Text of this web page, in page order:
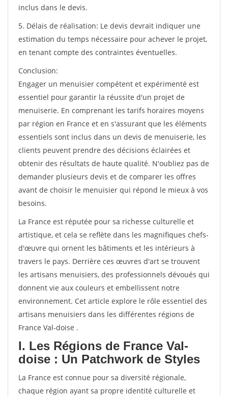
inclus dans le devis.
5. Délais de réalisation: Le devis devrait indiquer une
estimation du temps nécessaire pour achever le projet,
en tenant compte des contraintes éventuelles.
Conclusion:
Engager un menuisier compétent et expérimenté est
essentiel pour garantir la réussite d'un projet de
menuiserie. En comprenant les tarifs horaires moyens
par région en France et en s'assurant que les éléments
essentiels sont inclus dans un devis de menuiserie, les
clients peuvent prendre des décisions éclairées et
obtenir des résultats de haute qualité. N'oubliez pas de
demander plusieurs devis et de comparer les offres
avant de choisir le menuisier qui répond le mieux à vos
besoins.
La France est réputée pour sa richesse culturelle et
artistique, et cela se reflète dans les magnifiques chefs-
d'œuvre qui ornent les bâtiments et les intérieurs à
travers le pays. Derrière ces œuvres d'art se trouvent
les artisans menuisiers, des professionnels dévoués qui
donnent vie aux couleurs et embellissent notre
environnement. Cet article explore le rôle essentiel des
artisans menuisiers dans les différentes régions de
France Val-doise .
I. Les Régions de France Val-
doise : Un Patchwork de Styles
La France est connue pour sa diversité régionale,
chaque région ayant sa propre identité culturelle et